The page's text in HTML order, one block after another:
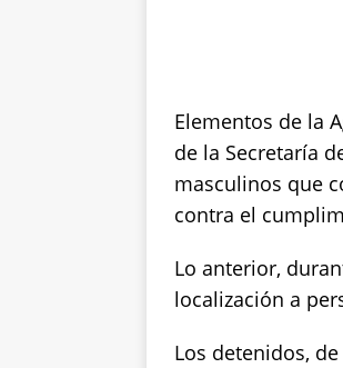
p
p
o
o
k
r
Elementos de la
de la Secretaría
masculinos que
contra el
Lo anterior,
localización a
Los detenidos,